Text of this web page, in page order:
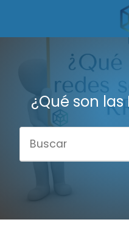
¿Qué son las